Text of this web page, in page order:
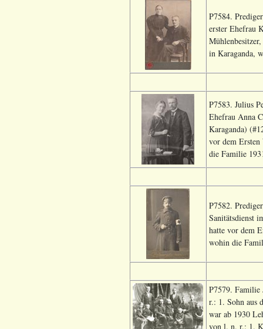
P7584.
erster Ehefrau
in Karaganda,
P7583. Julius
Ehefrau Anna
Karaganda)
vor dem
die Familie
P7582.
Sanitätsdienst
hatte vor dem
wohin die
P7579. Familie
r.: 1. Sohn aus
war ab 1930
von l. n. r.: 1.